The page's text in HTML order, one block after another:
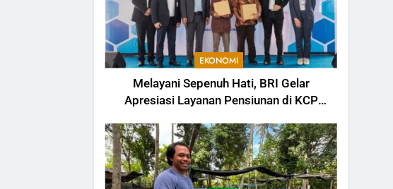
EKONOMI
Melayani Sepenuh Hati, BRI Gelar
Apresiasi Layanan Pensiunan di KCP
Nasabah